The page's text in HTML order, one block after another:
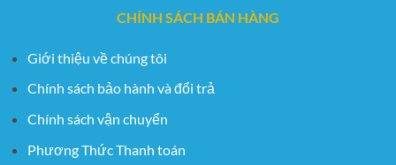
CHÍNH SÁCH BÁN HÀNG
Giới thiệu về chúng tôi
Chính sách bảo hành và đổi trả
Chính sách vận chuyển
Phương Thức Thanh toán